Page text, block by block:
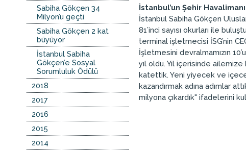
İstanbul’un Şehir
İstanbul Sabiha Gökçen
81’inci sayısı okurları ile
terminal işletmecisi İSG’nin
İşletmesini devralmamızın
yıl oldu. Yıl içerisinde
katettik. Yeni yiyecek ve
kazandırmak adına adımlar
milyona çıkardık" ifadelerini
Sabiha Gökçen 34
Milyon’u geçti
Sabiha Gökçen 2 kat
büyüyor
İstanbul Sabiha
Gökçen’e Sosyal
Sorumluluk Ödülü
2018
2017
2016
2015
2014